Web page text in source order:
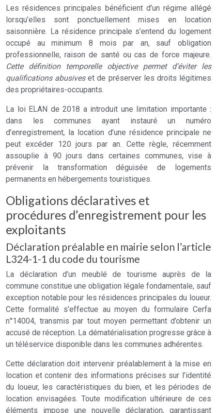
Les résidences principales bénéficient d’un régime allégé
lorsqu’elles sont ponctuellement mises en location
saisonnière. La résidence principale s’entend du logement
occupé au minimum 8 mois par an, sauf obligation
professionnelle, raison de santé ou cas de force majeure.
Cette définition temporelle objective permet d’éviter les
qualifications abusiveset de préserver les droits légitimes
des propriétaires-occupants.
La loi ELAN de 2018 a introduit une limitation importante :
dans les communes ayant instauré un numéro
d’enregistrement, la location d’une résidence principale ne
peut excéder 120 jours par an. Cette règle, récemment
assouplie à 90 jours dans certaines communes, vise à
prévenir la transformation déguisée de logements
permanents en hébergements touristiques.
Obligations déclaratives et
procédures d’enregistrement pour les
exploitants
Déclaration préalable en mairie selon l’article
L324-1-1 du code du tourisme
La déclaration d’un meublé de tourisme auprès de la
commune constitue une obligation légale fondamentale, sauf
exception notable pour les résidences principales du loueur.
Cette formalité s’effectue au moyen du formulaire Cerfa
n°14004, transmis par tout moyen permettant d’obtenir un
accusé de réception. La dématérialisation progresse grâce à
un téléservice disponible dans les communes adhérentes.
Cette déclaration doit intervenir préalablement à la mise en
location et contenir des informations précises sur l’identité
du loueur, les caractéristiques du bien, et les périodes de
location envisagées. Toute modification ultérieure de ces
éléments impose une nouvelle déclaration, garantissant